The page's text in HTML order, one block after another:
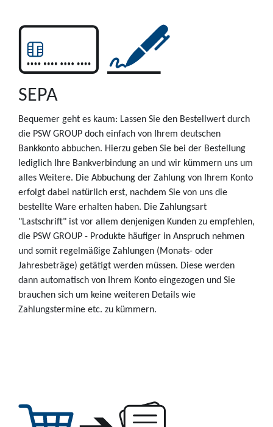
SEPA
Bequemer geht es kaum: Lassen Sie den Bestellwert durch
die PSW GROUP doch einfach von Ihrem deutschen
Bankkonto abbuchen. Hierzu geben Sie bei der Bestellung
lediglich Ihre Bankverbindung an und wir kümmern uns um
alles Weitere. Die Abbuchung der Zahlung von Ihrem Konto
erfolgt dabei natürlich erst, nachdem Sie von uns die
bestellte Ware erhalten haben. Die Zahlungsart
"Lastschrift" ist vor allem denjenigen Kunden zu empfehlen,
die PSW GROUP - Produkte häufiger in Anspruch nehmen
und somit regelmäßige Zahlungen (Monats- oder
Jahresbeträge) getätigt werden müssen. Diese werden
dann automatisch von Ihrem Konto eingezogen und Sie
brauchen sich um keine weiteren Details wie
Zahlungstermine etc. zu kümmern.